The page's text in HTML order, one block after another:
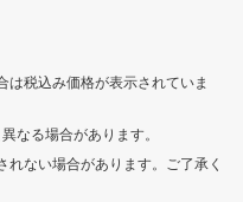
税込み価格が表示されていま
なる場合があります。
ない場合があります。ご了承く